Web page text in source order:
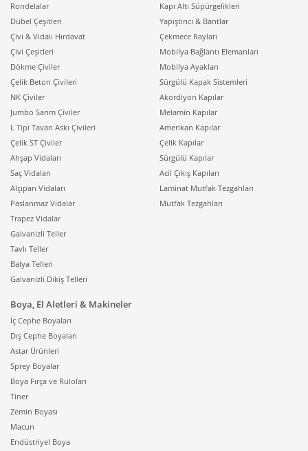
Rondelalar
Dübel Çeşitleri
Çivi & Vidalı Hırdavat
Çivi Çeşitleri
Dökme Çiviler
Çelik Beton Çivileri
NK Çiviler
Jumbo Sarım Çiviler
L Tipi Tavan Askı Çivileri
Çelik ST Çiviler
Ahşap Vidaları
Saç Vidaları
Alçıpan Vidaları
Paslanmaz Vidalar
Trapez Vidalar
Galvanizli Teller
Tavlı Teller
Balya Telleri
Galvanizli Dikiş Telleri
Kapı Altı Süpürgelikleri
Yapıştırıcı & Bantlar
Çekmece Rayları
Mobilya Bağlantı Elemanları
Mobilya Ayakları
Sürgülü Kapak Sistemleri
Akordiyon Kapılar
Melamin Kapılar
Amerikan Kapılar
Çelik Kapılar
Sürgülü Kapılar
Acil Çıkış Kapıları
Laminat Mutfak Tezgahları
Mutfak Tezgahları
Boya, El Aletleri & Makineler
İç Cephe Boyaları
Dış Cephe Boyaları
Astar Ürünleri
Sprey Boyalar
Boya Fırça ve Ruloları
Tiner
Zemin Boyası
Macun
Endüstriyel Boya